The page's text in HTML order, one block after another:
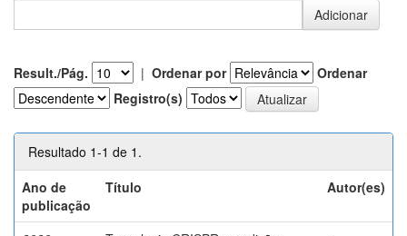
Result./Pág. | Ordenar por
Ordenar
Registro(s)
Resultado 1-1 de 1.
Ano de
publicação
Título Autor(es)